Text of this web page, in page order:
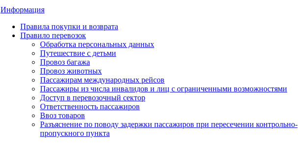
Информация
Правила покупки и возврата
Правило перевозок
Обработка персональных данных
Путешествие с детьми
Провоз багажа
Провоз животных
Пассажирам международных рейсов
Пассажиры из числа инвалидов и лиц с ограниченными возможностями
Доступ в перевозочный сектор
Ответственность пассажиров
Ввоз товаров
Разъяснение по поводу задержки пассажиров при пересечении контрольно-
пропускного пункта